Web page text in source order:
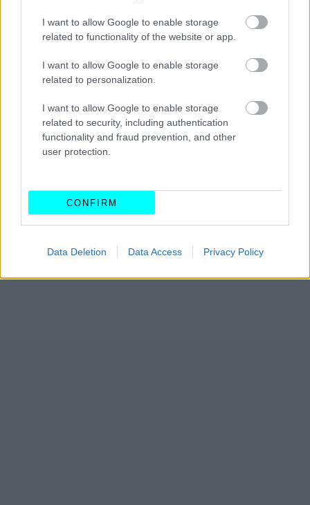
I want to allow Google to enable storage
related to functionality of the website or app.
I want to allow Google to enable storage
related to personalization.
I want to allow Google to enable storage
related to security, including authentication
functionality and fraud prevention, and other
user protection.
CONFIRM
Data Deletion Data Access Privacy Policy